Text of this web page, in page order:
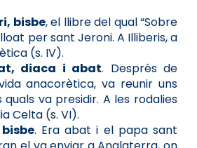
bisbe, el llibre del qual “Sobre
per sant Jeroni. A Illiberis, a
(s. IV).
diaca i abat. Després de
anacorètica, va reunir uns
quals va presidir. A les rodalies
Celta (s. VI).
. Era abat i el papa sant